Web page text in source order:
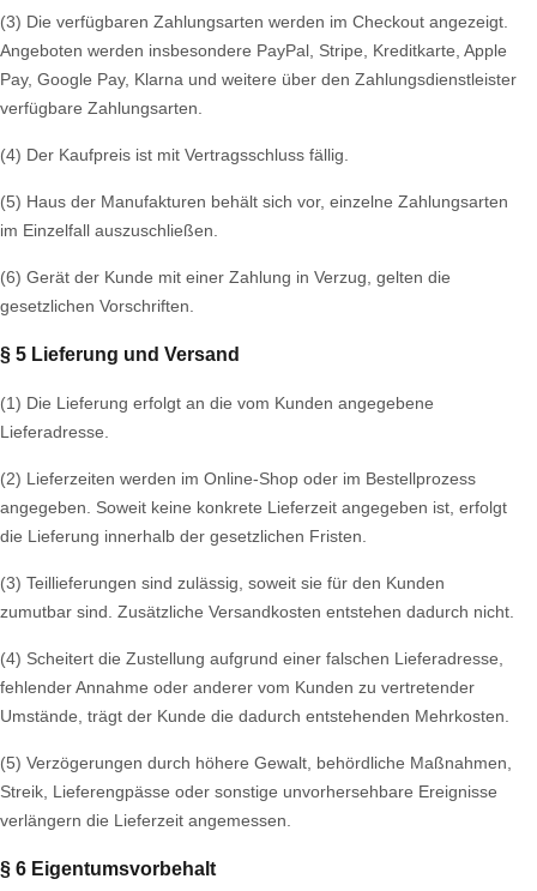
(3) Die verfügbaren Zahlungsarten werden im Checkout angezeigt.
Angeboten werden insbesondere PayPal, Stripe, Kreditkarte, Apple
Pay, Google Pay, Klarna und weitere über den Zahlungsdienstleister
verfügbare Zahlungsarten.
(4) Der Kaufpreis ist mit Vertragsschluss fällig.
(5) Haus der Manufakturen behält sich vor, einzelne Zahlungsarten
im Einzelfall auszuschließen.
(6) Gerät der Kunde mit einer Zahlung in Verzug, gelten die
gesetzlichen Vorschriften.
§ 5 Lieferung und Versand
(1) Die Lieferung erfolgt an die vom Kunden angegebene
Lieferadresse.
(2) Lieferzeiten werden im Online-Shop oder im Bestellprozess
angegeben. Soweit keine konkrete Lieferzeit angegeben ist, erfolgt
die Lieferung innerhalb der gesetzlichen Fristen.
(3) Teillieferungen sind zulässig, soweit sie für den Kunden
zumutbar sind. Zusätzliche Versandkosten entstehen dadurch nicht.
(4) Scheitert die Zustellung aufgrund einer falschen Lieferadresse,
fehlender Annahme oder anderer vom Kunden zu vertretender
Umstände, trägt der Kunde die dadurch entstehenden Mehrkosten.
(5) Verzögerungen durch höhere Gewalt, behördliche Maßnahmen,
Streik, Lieferengpässe oder sonstige unvorhersehbare Ereignisse
verlängern die Lieferzeit angemessen.
§ 6 Eigentumsvorbehalt